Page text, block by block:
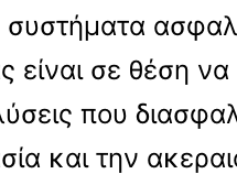
συστήματα
είναι σε θέση να
που
και την